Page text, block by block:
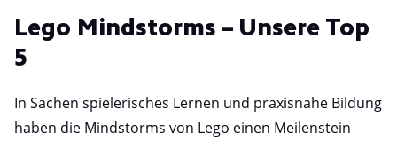
Lego Mindstorms – Unsere Top
5
In Sachen spielerisches Lernen und praxisnahe Bildung
haben die Mindstorms von Lego einen Meilenstein